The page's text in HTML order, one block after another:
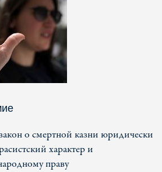
о смертной казни юридически
характер и
праву